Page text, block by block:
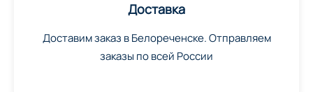
Доставка
Доставим заказ в Белореченске. Отправляем
заказы по всей России